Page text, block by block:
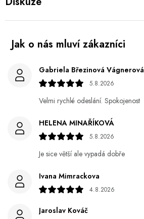
Gabriela Březinová Vágnerová
5.8.2026
Velmi rychlé odeslání. Spokojenost
HELENA MINAŘÍKOVÁ
5.8.2026
Je sice větší ale vypadá dobře
Ivana Mimrackova
4.8.2026
Jaroslav Kováč